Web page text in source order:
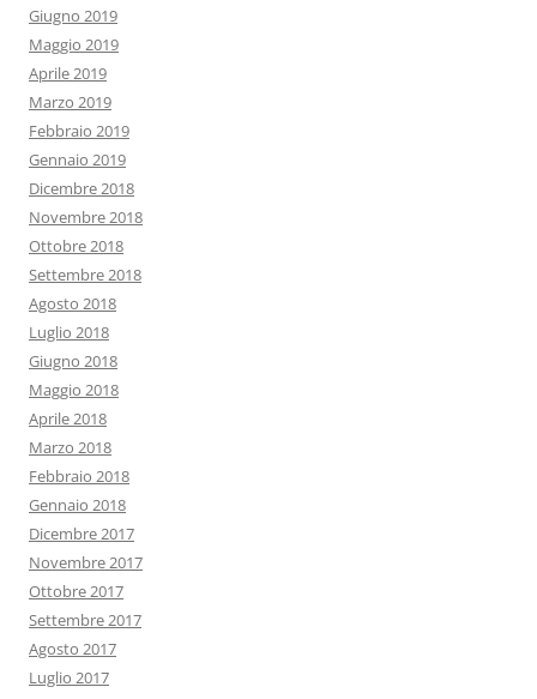
Giugno 2019
Maggio 2019
Aprile 2019
Marzo 2019
Febbraio 2019
Gennaio 2019
Dicembre 2018
Novembre 2018
Ottobre 2018
Settembre 2018
Agosto 2018
Luglio 2018
Giugno 2018
Maggio 2018
Aprile 2018
Marzo 2018
Febbraio 2018
Gennaio 2018
Dicembre 2017
Novembre 2017
Ottobre 2017
Settembre 2017
Agosto 2017
Luglio 2017